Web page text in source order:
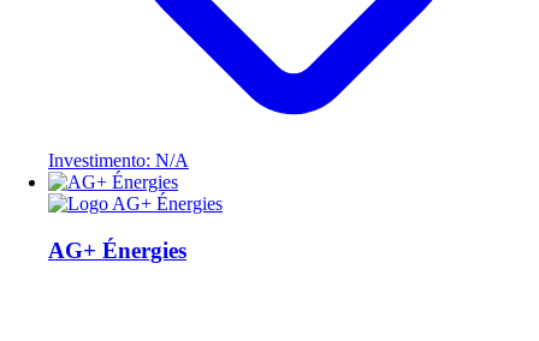
Investimento: N/A
AG+ Énergies